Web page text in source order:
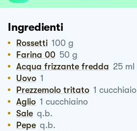
Ingredienti
Rossetti 100 g
Farina 00 50 g
Acqua frizzante fredda 25 ml
Uovo 1
Prezzemolo tritato 1 cucchiaio
Aglio 1 cucchiaino
Sale q.b.
Pepe q.b.